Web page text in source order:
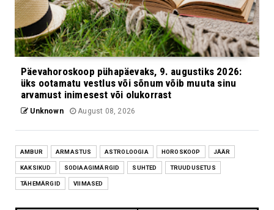
Päevahoroskoop pühapäevaks, 9. augustiks 2026:
üks ootamatu vestlus või sõnum võib muuta sinu
arvamust inimesest või olukorrast
Unknown August 08, 2026
AMBUR ARMASTUS ASTROLOOGIA HOROSKOOP JÄÄR
KAKSIKUD SODIAAGIMÄRGID SUHTED TRUUDUSETUS
TÄHEMÄRGID VIIMASED